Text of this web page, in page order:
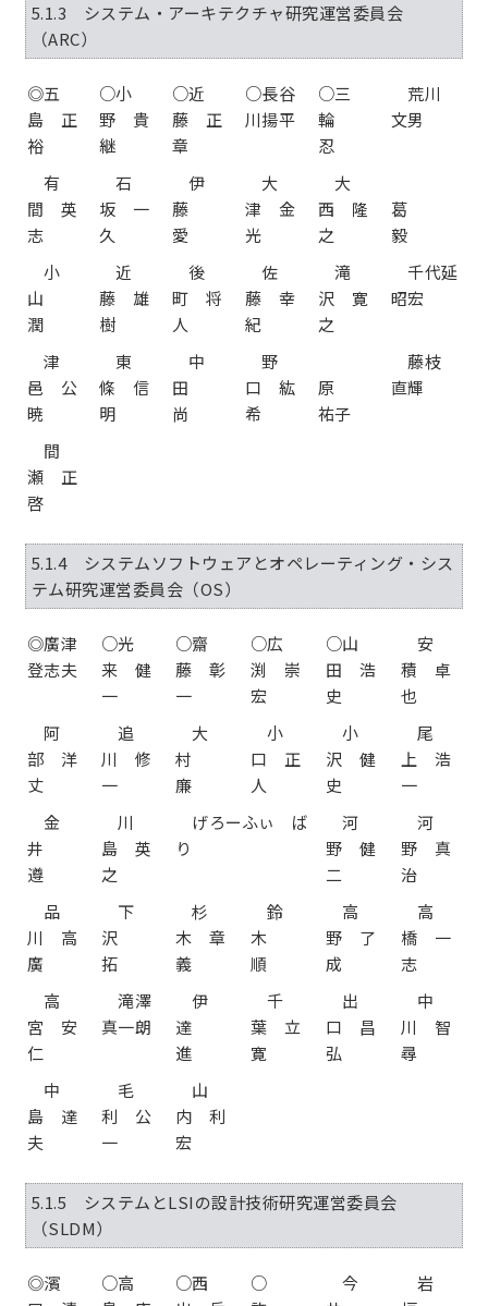
5.1.3 システム・アーキテクチャ研究運営委員会
（ARC）
◎五
島 正
裕
○小
野 貴
継
○近
藤 正
章
○長谷
川揚平
○三
輪
忍
荒川
文男
有
間 英
志
石
坂 一
久
伊
藤
愛
大
津 金
光
大
西 隆
之
葛
毅
小
山
潤
近
藤 雄
樹
後
町 将
人
佐
藤 幸
紀
滝
沢 寛
之
千代延
昭宏
津
邑 公
暁
東
條 信
明
中
田
尚
野
口 紘
希
原
祐子
藤枝
直輝
間
瀬 正
啓
5.1.4 システムソフトウェアとオペレーティング・シス
テム研究運営委員会（OS）
◎廣津
登志夫
○光
来 健
一
○齋
藤 彰
一
○広
渕 崇
宏
○山
田 浩
史
安
積 卓
也
阿
部 洋
丈
追
川 修
一
大
村
廉
小
口 正
人
小
沢 健
史
尾
上 浩
一
金
井
遵
川
島 英
之
げろーふぃ ば
り
河
野 健
二
河
野 真
治
品
川 高
廣
下
沢
拓
杉
木 章
義
鈴
木
順
高
野 了
成
高
橋 一
志
高
宮 安
仁
滝澤
真一朗
伊
達
進
千
葉 立
寛
出
口 昌
弘
中
川 智
尋
中
島 達
夫
毛
利 公
一
山
内 利
宏
5.1.5 システムとLSIの設計技術研究運営委員会
（SLDM）
◎濱
○高
○西
○
今
岩